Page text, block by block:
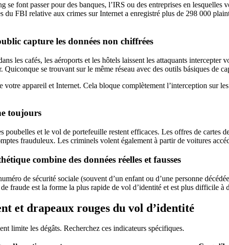
se font passer pour des banques, l’IRS ou des entreprises en
du FBI relative aux crimes sur Internet a enregistré plus de 298 000
capture les données non chiffrées
les cafés, les aéroports et les hôtels laissent les attaquants
Quiconque se trouvant sur le même réseau avec des outils básiques de
appareil et Internet. Cela bloque complètement l’interception sur
toujours
et le vol de portefeuille restent efficaces. Les offres de cartes
frauduleux. Les criminels volent également à partir de voitures
combine des données réelles et fausses
de sécurité sociale (souvent d’un enfant ou d’une personne
fraude est la forme la plus rapide de vol d’identité et est plus difficile
et drapeaux rouges du vol d’identité
limite les dégâts. Recherchez ces indicateurs spécifiques.